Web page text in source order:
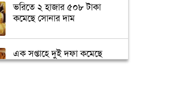
ভরিতে ২ হাজার ৫০৮ টাকা
কমেছে সোনার দাম
এক সপ্তাহে দুই দফা কমেছে
স্বর্ণের দাম